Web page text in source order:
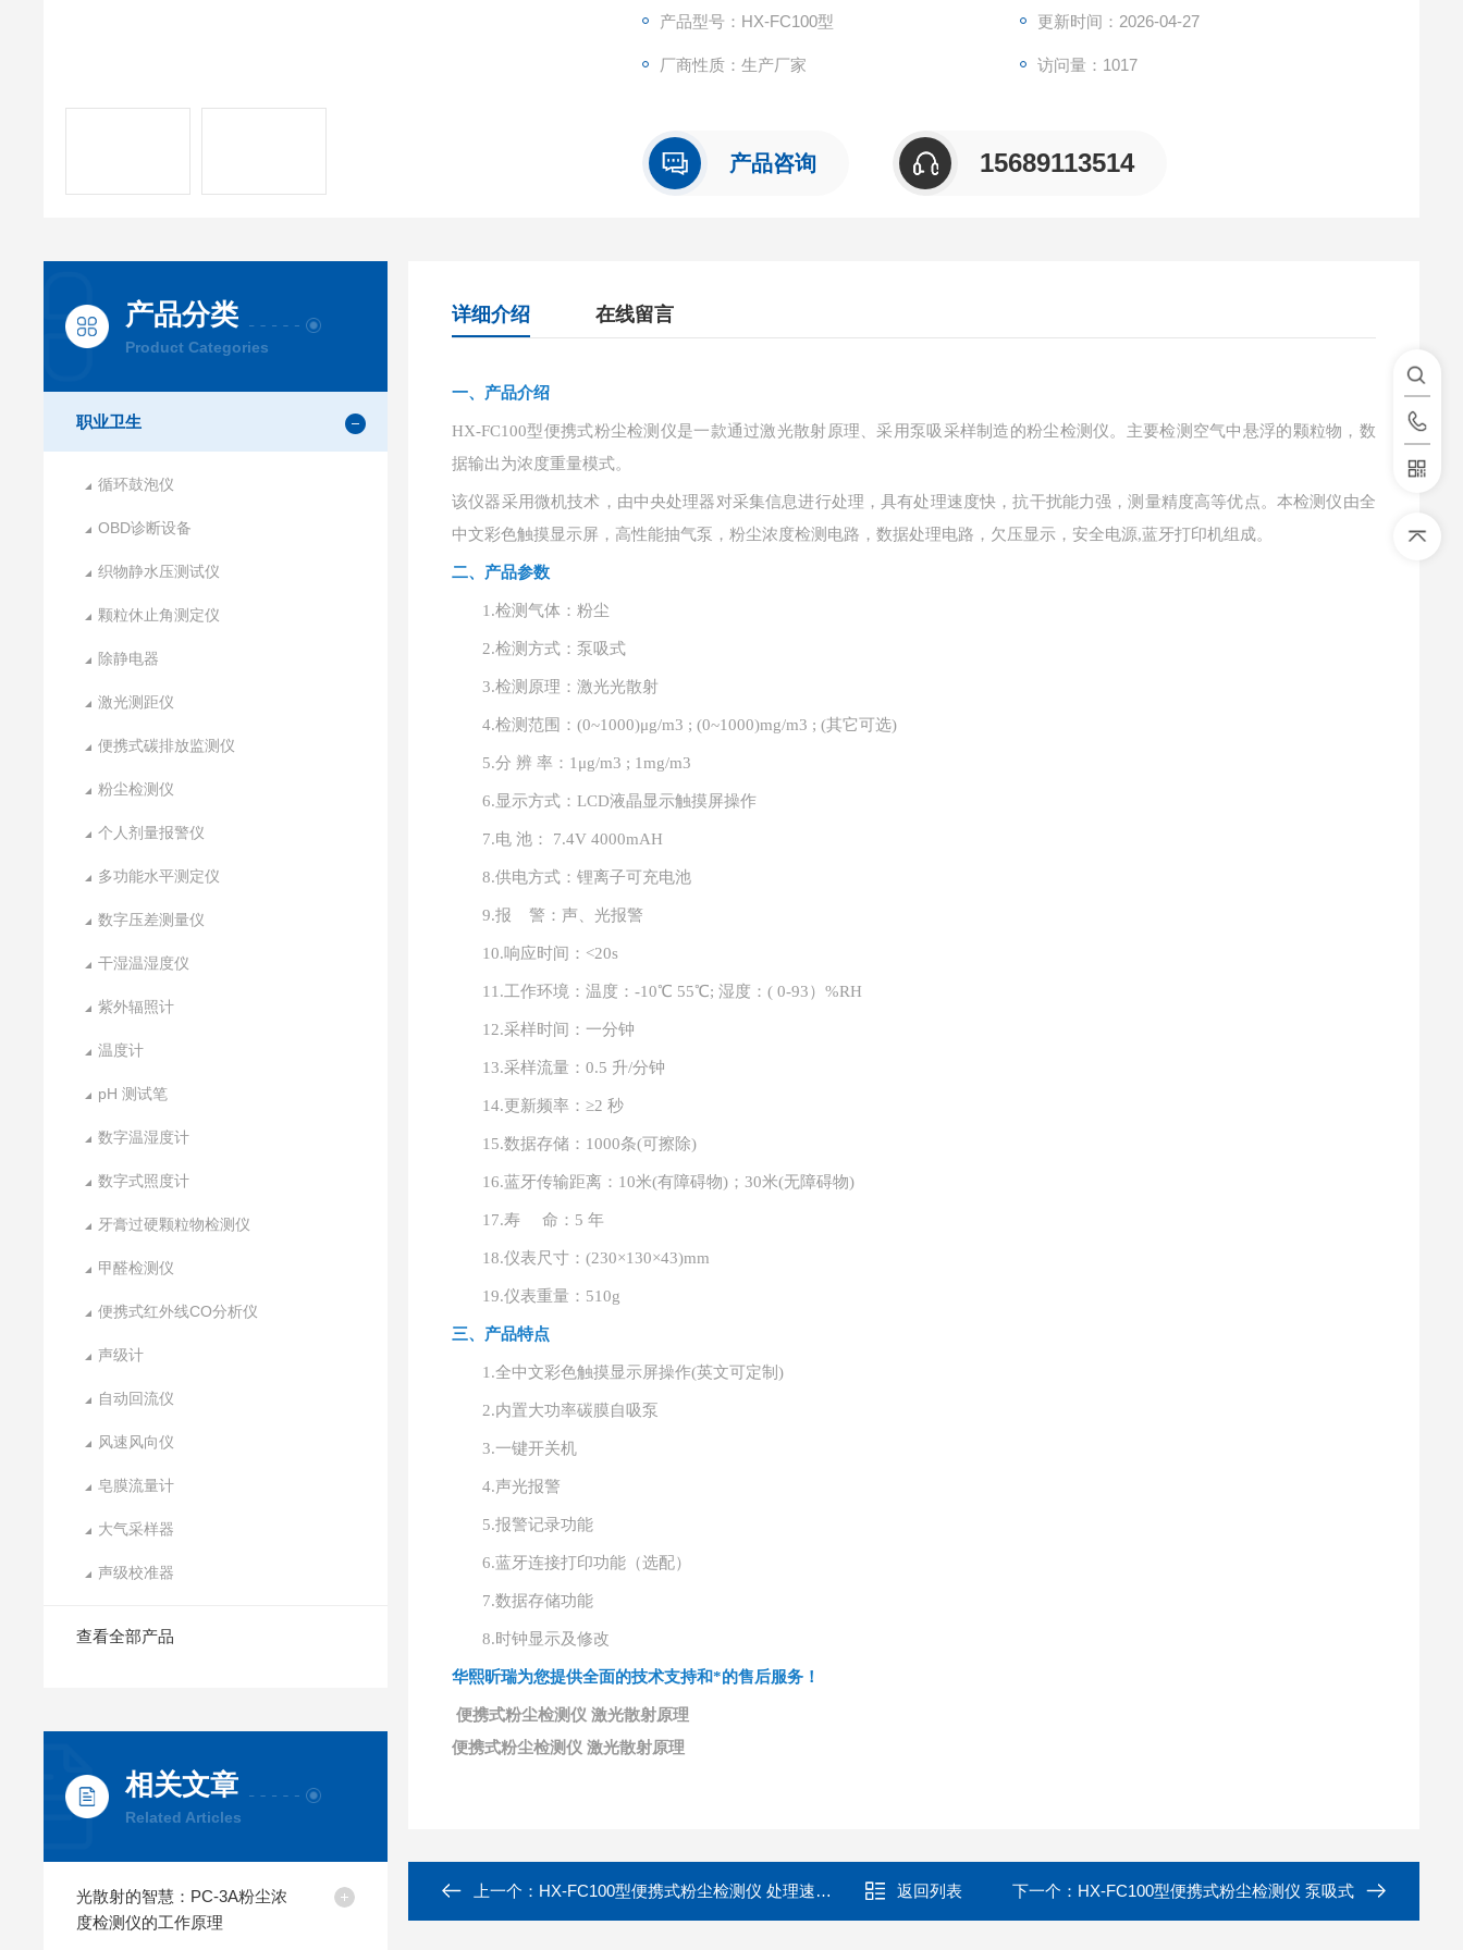
产品型号：HX-FC100型 更新时间：2026-04-27
厂商性质：生产厂家 访问量：1017
产品咨询 15689113514
产品分类
Product Categories
职业卫生
循环鼓泡仪
OBD诊断设备
织物静水压测试仪
颗粒休止角测定仪
除静电器
激光测距仪
便携式碳排放监测仪
粉尘检测仪
个人剂量报警仪
多功能水平测定仪
数字压差测量仪
干湿温湿度仪
紫外辐照计
温度计
pH 测试笔
数字温湿度计
数字式照度计
牙膏过硬颗粒物检测仪
甲醛检测仪
便携式红外线CO分析仪
声级计
自动回流仪
风速风向仪
皂膜流量计
大气采样器
声级校准器
查看全部产品
相关文章
Related Articles
光散射的智慧：PC-3A粉尘浓
度检测仪的工作原理
详细介绍 在线留言
一、 产品介绍
HX-FC100型便携式粉尘检测仪是一款通过激光散射原理、采用泵吸采样制造的粉尘检测仪。主要检测空气中悬浮的颗粒物，数
据输出为浓度重量模式。
该仪器采用微机技术，由中央处理器对采集信息进行处理，具有处理速度快，抗干扰能力强，测量精度高等优点。本检测仪由全
中文彩色触摸显示屏，高性能抽气泵，粉尘浓度检测电路，数据处理电路，欠压显示，安全电源,蓝牙打印机组成。
二、产品参数
1.检测气体：粉尘
2.检测方式：泵吸式
3.检测原理：激光光散射
4.检测范围：(0~1000)μg/m3 ; (0~1000)mg/m3 ; (其它可选)
5.分 辨 率：1μg/m3 ; 1mg/m3
6.显示方式：LCD液晶显示触摸屏操作
7.电 池： 7.4V 4000mAH
8.供电方式：锂离子可充电池
9.报 警：声、光报警
10.响应时间： <20s
11.工作环境：温度：-10℃ 55℃; 湿度：( 0-93）%RH
12.采样时间：一分钟
13.采样流量：0.5 升/分钟
14.更新频率：≥2 秒
15.数据存储： 1000条(可擦除)
16.蓝牙传输距离： 10米(有障碍物)；30米(无障碍物)
17.寿 命：5 年
18.仪表尺寸：(230×130×43)mm
19.仪表重量： 510g
三、产品特点
1.全中文彩色触摸显示屏操作(英文可定制)
2.内置大功率碳膜自吸泵
3.一键开关机
4.声光报警
5.报警记录功能
6.蓝牙连接打印功能（选配）
7.数据存储功能
8.时钟显示及修改
华熙昕瑞为您提供全面的技术支持和*的售后服务！
便携式粉尘检测仪 激光散射原理
便携式粉尘检测仪 激光散射原理
上一个： HX-FC100型便携式粉尘检测仪 处理速度快 返回列表 下一个： HX-FC100型便携式粉尘检测仪 泵吸式